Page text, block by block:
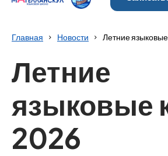
Главная Новости Летние
Летние
языковые
2026